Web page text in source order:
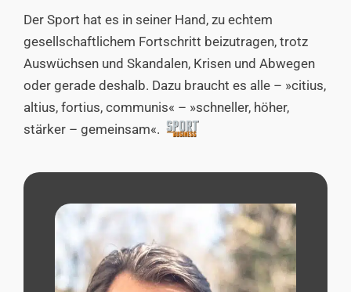
Der Sport hat es in seiner Hand, zu echtem
gesellschaftlichem Fortschritt beizutragen, trotz
Auswüchsen und Skandalen, Krisen und Abwegen
oder gerade deshalb. Dazu braucht es alle – »citius,
altius, fortius, communis« – »schneller, höher,
stärker – gemeinsam«.